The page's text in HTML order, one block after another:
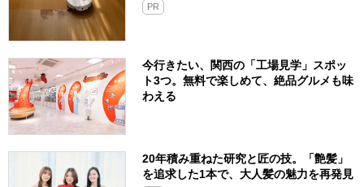
PR
今行きたい、関西の「工場見学」スポッ
ト3つ。無料で楽しめて、絶品グルメも味
わえる
20年積み重ねた研究と匠の技。「艶髪」
を追求した1本で、大人髪の魅力を再発見